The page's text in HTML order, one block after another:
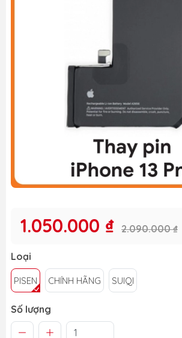
1.050.000 ₫ 2.090.000 ₫
Loại
PISEN CHÍNH HÃNG SUIQI
Số lượng